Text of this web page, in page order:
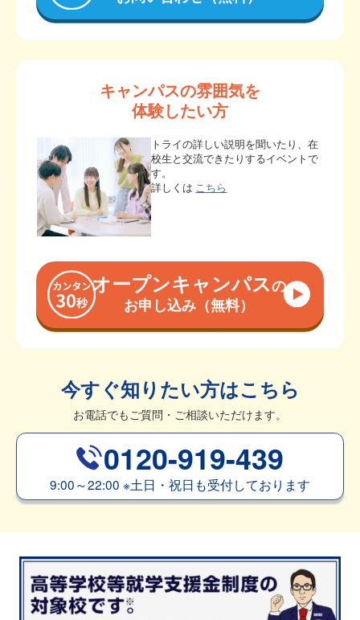
キャンパスの雰囲気を
体験したい方
トライの詳しい説明を聞いたり、在
校生と交流できたりするイベントで
す。
詳しくは こちら
オープンキャンパスの
お申し込み（無料）
今すぐ知りたい方はこちら
お電話でもご質問・ご相談いただけます。
0120-919-439
9:00～22:00 ※土日・祝日も受付しております